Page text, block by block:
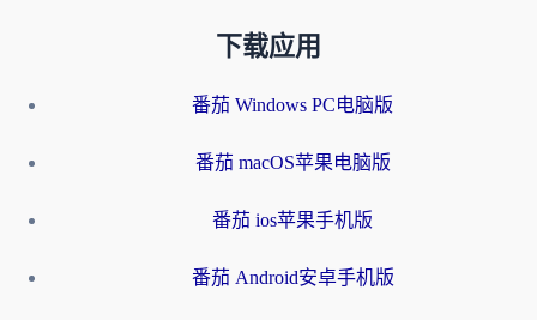
下载应用
番茄 Windows PC电脑版
番茄 macOS苹果电脑版
番茄 ios苹果手机版
番茄 Android安卓手机版